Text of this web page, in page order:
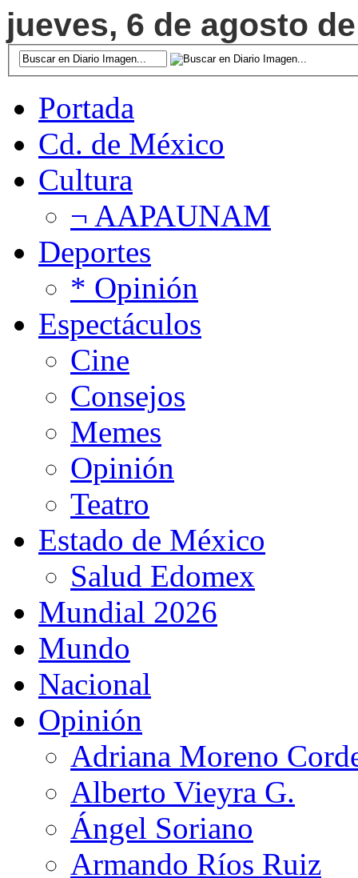
jueves, 6 de agosto
Portada
Cd. de México
Cultura
¬ AAPAUNAM
Deportes
* Opinión
Espectáculos
Cine
Consejos
Memes
Opinión
Teatro
Estado de México
Salud Edomex
Mundial 2026
Mundo
Nacional
Opinión
Adriana Moreno
Alberto Vieyra G.
Ángel Soriano
Armando Ríos Ruiz